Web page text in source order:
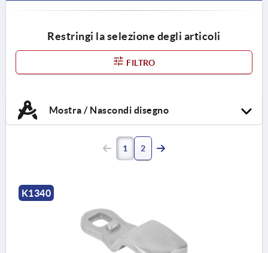
Restringi la selezione degli articoli
FILTRO
Mostra / Nascondi disegno
1 2
K1340